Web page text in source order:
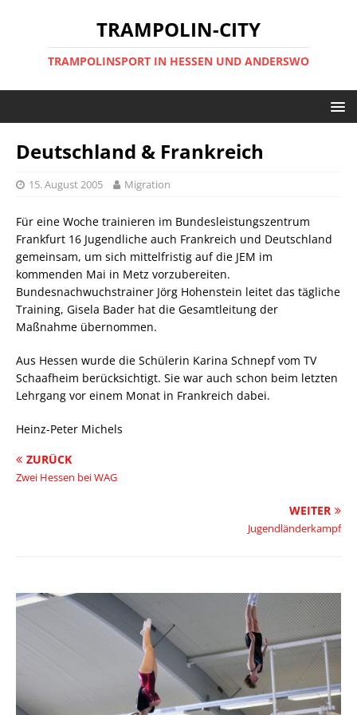
TRAMPOLIN-CITY
TRAMPOLINSPORT IN HESSEN UND ANDERSWO
Deutschland & Frankreich
15. August 2005 Migration
Für eine Woche trainieren im Bundesleistungszentrum
Frankfurt 16 Jugendliche auch Frankreich und Deutschland
gemeinsam, um sich mittelfristig auf die JEM im
kommenden Mai in Metz vorzubereiten.
Bundesnachwuchstrainer Jörg Hohenstein leitet das tägliche
Training, Gisela Bader hat die Gesamtleitung der
Maßnahme übernommen.
Aus Hessen wurde die Schülerin Karina Schnepf vom TV
Schaafheim berücksichtigt. Sie war auch schon beim letzten
Lehrgang vor einem Monat in Frankreich dabei.
Heinz-Peter Michels
ZURÜCK
Zwei Hessen bei WAG
WEITER
Jugendländerkampf